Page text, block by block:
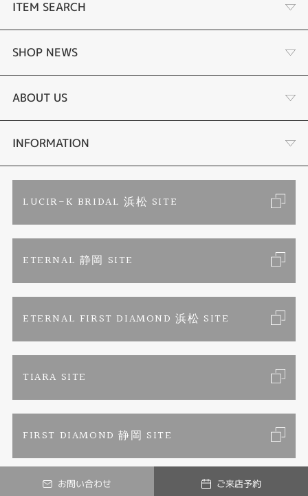
お問い合わせ ご来店予約
ITEM SEARCH
あこや真珠
黒蝶真珠
時計
色石
ジュエリーリフォーム
婚約指輪
Savon de Bijoux
Savon de Bijoux化粧石鹸
Loose stone Search
Mark Hiroshi Willis
SHOP NEWS
個性溢れる色石の魅力
YouTube ルシルケイチャンネル
ブライダルリングサイト
ブランドリスト
ペンを拾うお姉さん
ABOUT US
店舗情報・会社概要
お客様の声
INFORMATION
特定商取引に関する表記
LUCIR-K BRIDAL 浜松 SITE
ETERNAL 静岡 SITE
ETERNAL FIRST DIAMOND 浜松 SITE
TIARA SITE
FIRST DIAMOND 静岡 SITE
© LUCIR-K ONLINE JEWELRY SHOP